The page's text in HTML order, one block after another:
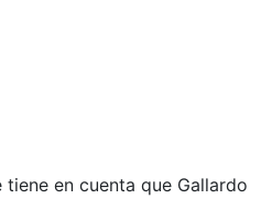
tiene en cuenta que Gallardo